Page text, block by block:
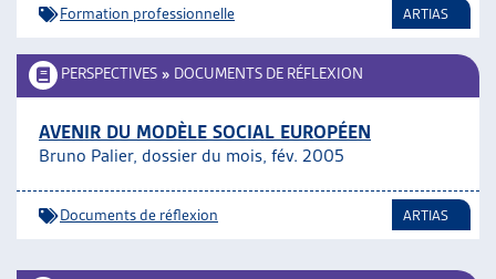
Formation professionnelle ARTIAS
PERSPECTIVES » DOCUMENTS DE RÉFLEXION
AVENIR DU MODÈLE SOCIAL EUROPÉEN
Bruno Palier, dossier du mois, fév. 2005
Documents de réflexion ARTIAS